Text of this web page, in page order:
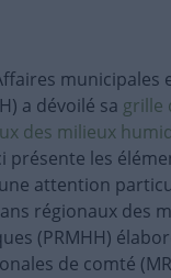
municipales
a dévoilé sa grille
des milieux
présente les
attention
régionaux des
(PRMHH)
de comté